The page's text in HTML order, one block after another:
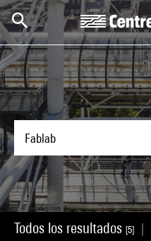
Skip to main content
Centre Pompidou
Todos los resultados [5]